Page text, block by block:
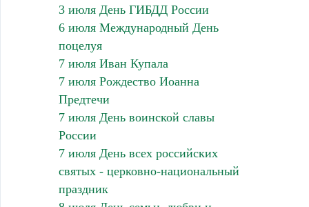
3 июля День ГИБДД России
6 июля Международный День
поцелуя
7 июля Иван Купала
7 июля Рождество Иоанна
Предтечи
7 июля День воинской славы
России
7 июля День всех российских
святых - церковно-национальный
праздник